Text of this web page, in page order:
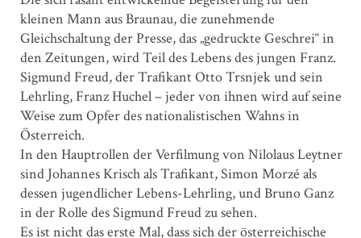
kleinen Mann aus Braunau, die zunehmende
Gleichschaltung der Presse, das „gedruckte Geschrei“ in
den Zeitungen, wird Teil des Lebens des jungen Franz.
Sigmund Freud, der Trafikant Otto Trsnjek und sein
Lehrling, Franz Huchel – jeder von ihnen wird auf seine
Weise zum Opfer des nationalistischen Wahns in
Österreich.
In den Hauptrollen der Verfilmung von ­Nilolaus Leytner
sind Johannes Krisch als Trafikant, Simon Morzé als
dessen jugendlicher Lebens-Lehrling, und Bruno Ganz
in der Rolle des Sigmund Freud zu sehen.
Es ist nicht das erste Mal, dass sich der österreichische